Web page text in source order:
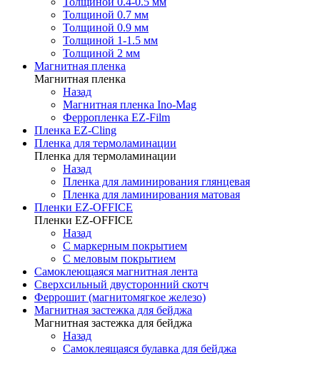
Толщиной 0.7 мм
Толщиной 0.9 мм
Толщиной 1-1.5 мм
Толщиной 2 мм
Магнитная пленка
Магнитная пленка
Назад
Магнитная пленка Ino-Mag
Ферропленка EZ-Film
Пленка EZ-Cling
Пленка для термоламинации
Пленка для термоламинации
Назад
Пленка для ламинирования глянцевая
Пленка для ламинирования матовая
Пленки EZ-OFFICE
Пленки EZ-OFFICE
Назад
С маркерным покрытием
С меловым покрытием
Самоклеющаяся магнитная лента
Сверхсильный двусторонний скотч
Феррошит (магнитомягкое железо)
Магнитная застежка для бейджа
Магнитная застежка для бейджа
Назад
Самоклеящаяся булавка для бейджа